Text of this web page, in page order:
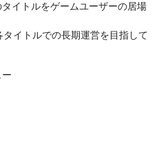
イトルをゲームユーザーの居場
タイトルでの長期運営を目指して